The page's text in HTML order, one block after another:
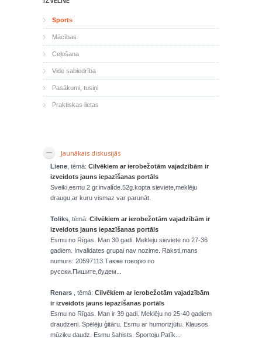
Sports
Mācības
Ceļošana
Vide sabiedrība
Pasākumi, tusiņi
Praktiskas lietas
Jaunākais diskusijās
Liene , tēmā: Cilvēkiem ar ierobežotām vajadzībām ir
izveidots jauns iepazīšanas portāls
Sveiki,esmu 2 gr.invalíde.52g.kopta sieviete,meklēju
draugu,ar kuru vismaz var parunāt.
Toliks , tēmā: Cilvēkiem ar ierobežotām vajadzībām ir
izveidots jauns iepazīšanas portāls
Esmu no Rīgas. Man 30 gadi. Mekleju sieviete no 27-36
gadiem. Invalidates grupai nav nozime. Raksti,mans
numurs: 20597113.Также говорю по
русски.Пишите,будем...
Renars , tēmā: Cilvēkiem ar ierobežotām vajadzībām
ir izveidots jauns iepazīšanas portāls
Esmu no Rīgas. Man ir 39 gadi. Meklēju no 25-40 gadiem
draudzeni. Spēlēju ģitāru. Esmu ar humorizjūtu. Klausos
mūziku daudz. Esmu šahists. Sportoju.Patīk...